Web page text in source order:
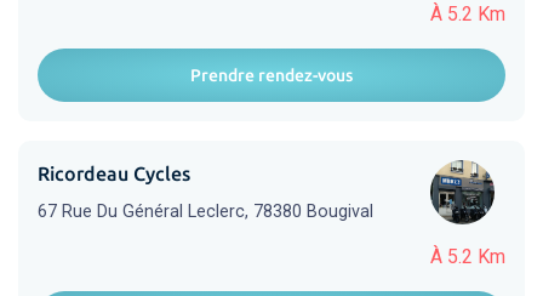
À 5.2 Km
Prendre rendez-vous
À 5.2 Km
Ricordeau Cycles
67 Rue Du Général Leclerc, 78380 Bougival